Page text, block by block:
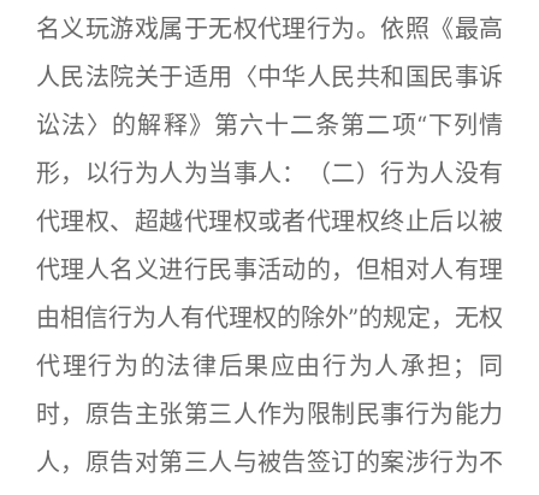
名义玩游戏属于无权代理行为。依照《最高
人民法院关于适用〈中华人民共和国民事诉
讼法〉的解释》第六十二条第二项“下列情
形，以行为人为当事人：（二）行为人没有
代理权、超越代理权或者代理权终止后以被
代理人名义进行民事活动的，但相对人有理
由相信行为人有代理权的除外”的规定，无权
代理行为的法律后果应由行为人承担；同
时，原告主张第三人作为限制民事行为能力
人，原告对第三人与被告签订的案涉行为不